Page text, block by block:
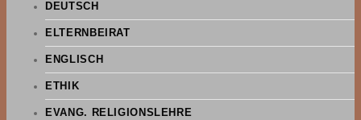
DEUTSCH
ELTERNBEIRAT
ENGLISCH
ETHIK
EVANG. RELIGIONSLEHRE